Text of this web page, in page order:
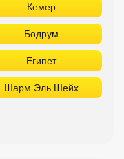
Кемер
Бодрум
Египет
Шарм Эль Шейх